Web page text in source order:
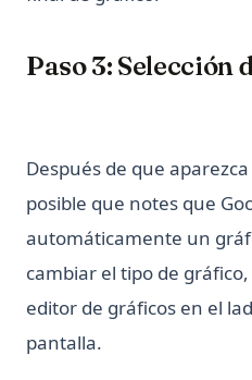
Paso 3: Selección
Después de que
posible que notes que
automáticamente un
cambiar el tipo de
editor de gráficos en el
pantalla.